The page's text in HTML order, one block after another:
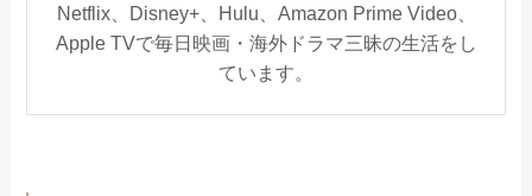
Netflix、Disney+、Hulu、Amazon Prime Video、
Apple TVで毎日映画・海外ドラマ三昧の生活をし
ています。